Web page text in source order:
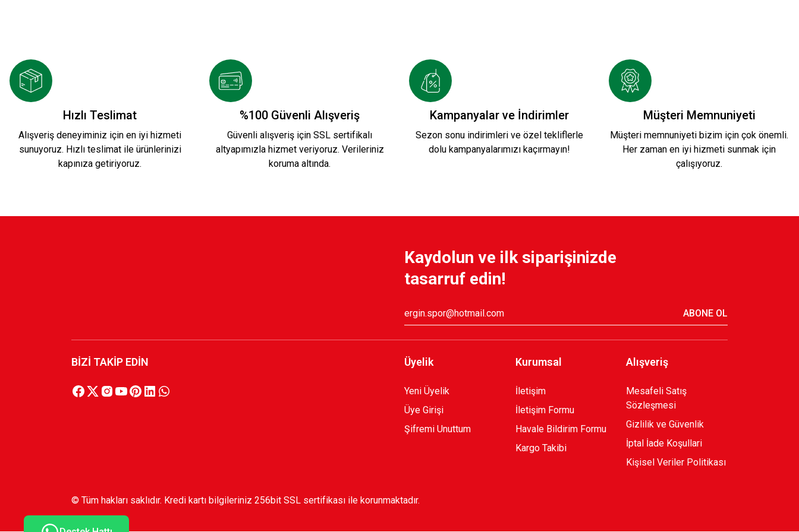
Hızlı Teslimat
Alışveriş deneyiminiz için en iyi hizmeti
sunuyoruz. Hızlı teslimat ile ürünlerinizi
kapınıza getiriyoruz.
%100 Güvenli Alışveriş
Güvenli alışveriş için SSL sertifikalı
altyapımızla hizmet veriyoruz. Verileriniz
koruma altında.
Kampanyalar ve İndirimler
Sezon sonu indirimleri ve özel tekliflerle
dolu kampanyalarımızı kaçırmayın!
Müşteri Memnuniyeti
Müşteri memnuniyeti bizim için çok önemli.
Her zaman en iyi hizmeti sunmak için
çalışıyoruz.
Kaydolun ve ilk siparişinizde
tasarruf edin!
ABONE OL
BİZİ TAKİP EDİN Üyelik
Yeni Üyelik
Üye Girişi
Şifremi Unuttum
Kurumsal
İletişim
İletişim Formu
Havale Bildirim Formu
Kargo Takibi
Alışveriş
Mesafeli Satış
Sözleşmesi
Gizlilik ve Güvenlik
İptal İade Koşullari
Kişisel Veriler Politikası
© Tüm hakları saklıdır. Kredi kartı bilgileriniz 256bit SSL sertifikası ile korunmaktadır.